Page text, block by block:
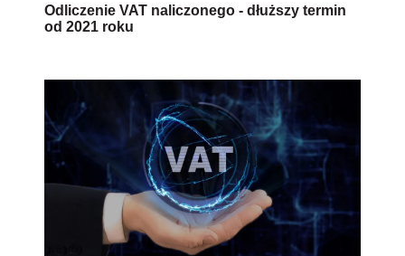
Odliczenie VAT naliczonego - dłuższy termin
od 2021 roku